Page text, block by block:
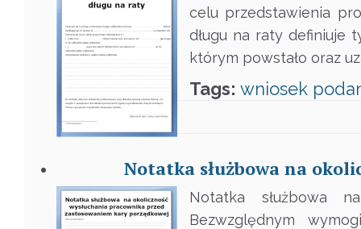
celu przedstawienia
długu na raty definiuje
którym powstało oraz
Tags: wniosek
Notatka służbowa na
Notatka służbowa
Bezwzględnym